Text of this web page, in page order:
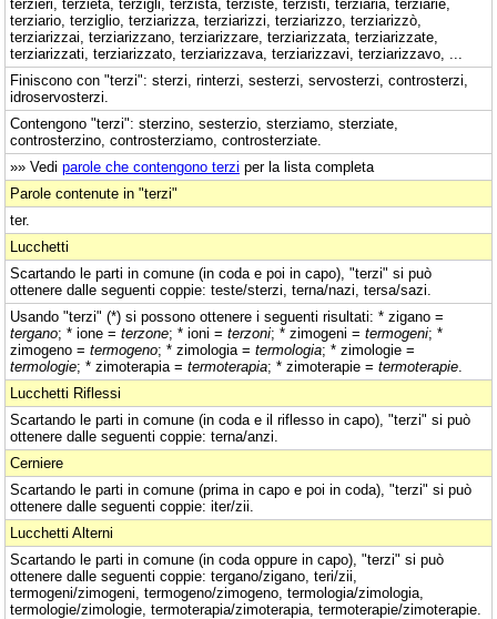
terzieri, terzietà, terzigli, terzista, terziste, terzisti, terziaria, terziarie,
terziario, terziglio, terziarizza, terziarizzi, terziarizzo, terziarizzò,
terziarizzai, terziarizzano, terziarizzare, terziarizzata, terziarizzate,
terziarizzati, terziarizzato, terziarizzava, terziarizzavi, terziarizzavo, ...
Finiscono con "terzi": sterzi, rinterzi, sesterzi, servosterzi, controsterzi,
idroservosterzi.
Contengono "terzi": sterzino, sesterzio, sterziamo, sterziate,
controsterzino, controsterziamo, controsterziate.
»» Vedi parole che contengono terzi per la lista completa
Parole contenute in "terzi"
ter.
Lucchetti
Scartando le parti in comune (in coda e poi in capo), "terzi" si può
ottenere dalle seguenti coppie: teste/sterzi, terna/nazi, tersa/sazi.
Usando "terzi" (*) si possono ottenere i seguenti risultati: * zigano =
tergano; * ione = terzone; * ioni = terzoni; * zimogeni = termogeni; *
zimogeno = termogeno; * zimologia = termologia; * zimologie =
termologie; * zimoterapia = termoterapia; * zimoterapie = termoterapie
Lucchetti Riflessi
Scartando le parti in comune (in coda e il riflesso in capo), "terzi" si può
ottenere dalle seguenti coppie: terna/anzi.
Cerniere
Scartando le parti in comune (prima in capo e poi in coda), "terzi" si può
ottenere dalle seguenti coppie: iter/zii.
Lucchetti Alterni
Scartando le parti in comune (in coda oppure in capo), "terzi" si può
ottenere dalle seguenti coppie: tergano/zigano, teri/zii,
termogeni/zimogeni, termogeno/zimogeno, termologia/zimologia,
termologie/zimologie, termoterapia/zimoterapia, termoterapie/zimoterapie.